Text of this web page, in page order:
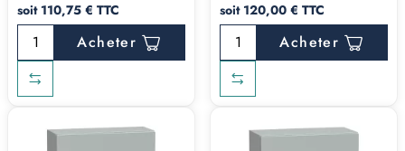
soit 110,75 € TTC
Acheter
soit 120,00 € TTC
Acheter